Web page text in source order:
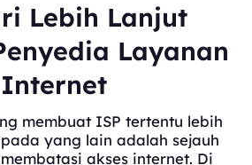
Lebih Lanjut
Layanan
Internet
membuat ISP tertentu lebih
yang lain adalah sejauh
akses internet. Di